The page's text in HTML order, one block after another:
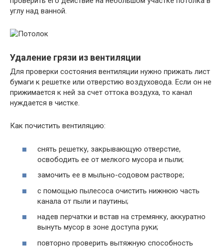
углу над ванной.
Удаление грязи из вентиляции
Для проверки состояния вентиляции нужно прижать лист
бумаги к решетке или отверстию воздуховода. Если он не
прижимается к ней за счет оттока воздуха, то канал
нуждается в чистке.
Как почистить вентиляцию:
снять решетку, закрывающую отверстие,
освободить ее от мелкого мусора и пыли;
замочить ее в мыльно-содовом растворе;
с помощью пылесоса очистить нижнюю часть
канала от пыли и паутины;
надев перчатки и встав на стремянку, аккуратно
вынуть мусор в зоне доступа руки;
повторно проверить вытяжную способность